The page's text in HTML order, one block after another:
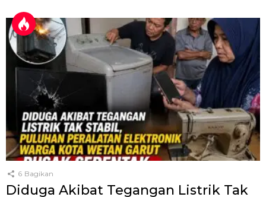
6 Bagikan
Diduga Akibat Tegangan Listrik Tak